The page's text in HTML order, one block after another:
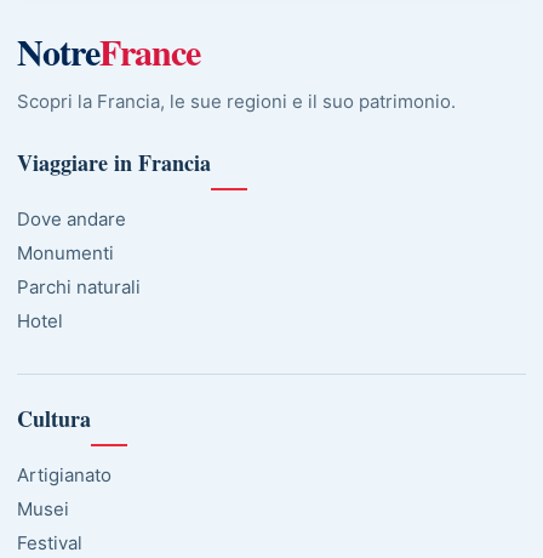
NotreFrance
Scopri la Francia, le sue regioni e il suo patrimonio.
Viaggiare in Francia
Dove andare
Monumenti
Parchi naturali
Hotel
Cultura
Artigianato
Musei
Festival